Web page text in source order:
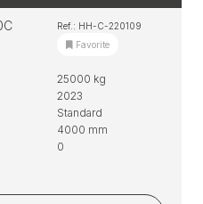
Ref.: HH-C-220109
Favorite
25000 kg
2023
Standard
4000 mm
0